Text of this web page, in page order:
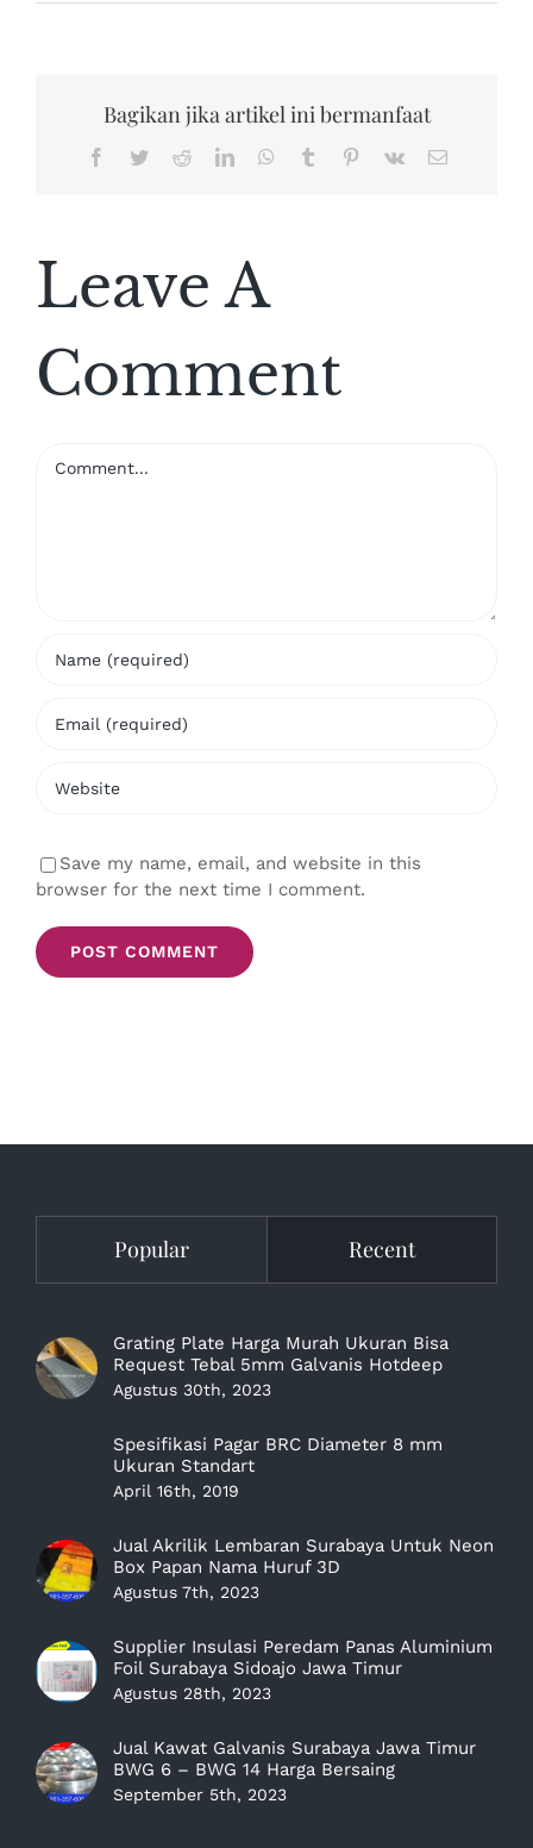
Bagikan jika artikel ini bermanfaat
Facebook
TwitterRedditLinkedInWhatsApp
Tumblr Pinterest
Vk Email
Leave A
Comment
Save my name, email, and website in this
browser for the next time I comment.
Popular Recent
Grating Plate Harga Murah Ukuran Bisa
Request Tebal 5mm Galvanis Hotdeep
Agustus 30th, 2023
Spesifikasi Pagar BRC Diameter 8 mm
Ukuran Standart
April 16th, 2019
Jual Akrilik Lembaran Surabaya Untuk Neon
Box Papan Nama Huruf 3D
Agustus 7th, 2023
Supplier Insulasi Peredam Panas Aluminium
Foil Surabaya Sidoajo Jawa Timur
Agustus 28th, 2023
Jual Kawat Galvanis Surabaya Jawa Timur
BWG 6 – BWG 14 Harga Bersaing
September 5th, 2023